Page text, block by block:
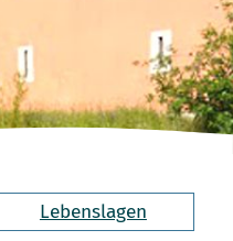
Lebenslagen